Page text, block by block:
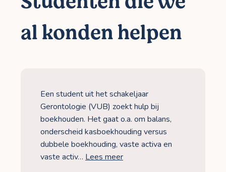
al konden helpen
Een student uit het schakeljaar
Gerontologie (VUB) zoekt hulp bij
boekhouden. Het gaat o.a. om balans,
onderscheid kasboekhouding versus
dubbele boekhouding, vaste activa en
vaste activ…Lees meer